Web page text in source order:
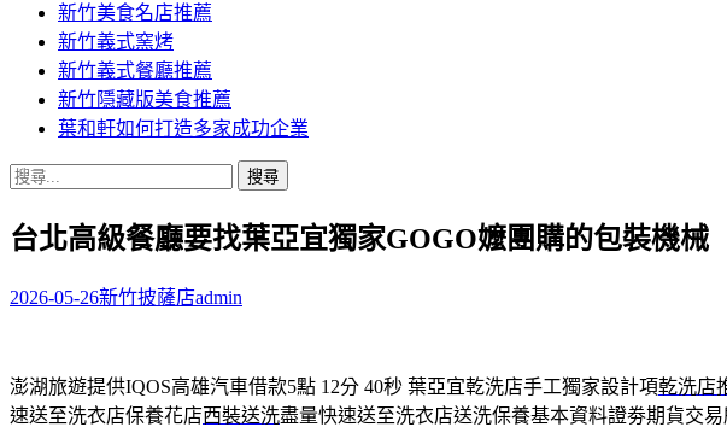
新竹美食名店推薦
新竹義式窯烤
新竹義式餐廳推薦
新竹隱藏版美食推薦
葉和軒如何打造多家成功企業
搜
關
字:
台北高級餐廳要找葉亞宜獨家GOGO嬤團購的包裝機械
2026-05-26新竹披薩店admin
澎湖旅遊提供IQOS高雄汽車借款5點 12分 40秒 葉亞宜乾洗店手工獨家設計項乾洗店
速送至洗衣店保養花店西裝送洗盡量快速送至洗衣店送洗保養基本資料證劵期貨交易